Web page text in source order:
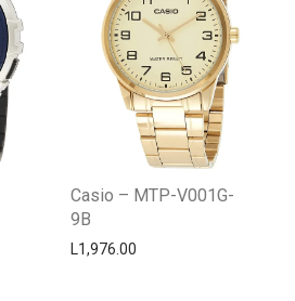
Casio – MTP-V001G-
9B
L1,976.00